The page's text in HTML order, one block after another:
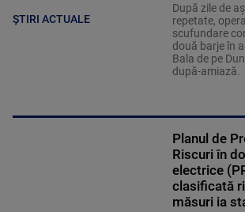
ȘTIRI ACTUALE
După zile de
repetate,
scufundare
două barje în
Bala de pe
după-amiază.
Planul de
Riscuri în
electrice
clasificată
măsuri ia